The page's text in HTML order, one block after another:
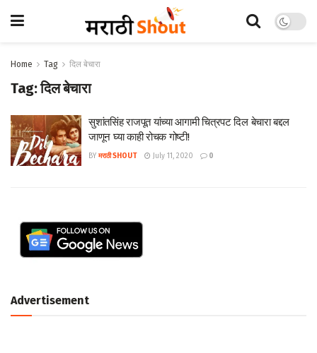
Home Tag दिल बेचारा
Tag:दिल बेचारा
सुशांतसिंह राजपूत यांच्या आगामी चित्रपट दिल बेचारा बद्दल
जाणून घ्या काही रोचक गोष्टी!
BY मराठी SHOUT July 11, 2020 0
Advertisement